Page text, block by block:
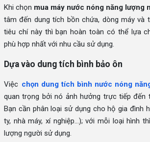
Khi chọn mua máy nước nóng năng lượng
tâm đến dung tích bồn chứa, dòng máy và
tiêu chí này thì bạn hoàn toàn có thể lựa
phù hợp nhất với nhu cầu sử dụng.
Dựa vào dung tích bình bảo ôn
Việc chọn dung tích bình nước nóng
quan trọng bởi nó ảnh hưởng trực tiếp đến
Bạn cần phân loại sử dụng cho hộ gia đình
ty, nhà máy, xí nghiệp...); với mỗi loại hình
lượng người sử dụng.